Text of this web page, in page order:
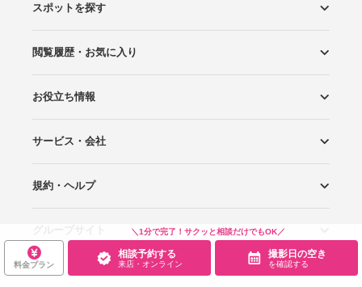
＼1分で完了！サクッと相談だけでもOK／
料金プラン
相談予約する
来店・オンライン
撮影日の空き
を確認する
エリアから探す
こだわりから探す
NEW PHOTO STYLE
プランから探す
フォトタイプ診断
フォトグラファーから探す
国内リゾートから探す
スポットを探す
ロケーションから探す
スタジオから探す
閲覧履歴・お気に入り
閲覧スタジオ
お気に入り
お役立ち情報
Wedding Photo マガジン
はじめてガイド
サービス・会社
Photoraitとは
スタジオの掲載について
お問い合わせ
運営会社
サイトマップ
規約・ヘルプ
プライバシーポリシー
Wedding Park
Wedding Park 海外
Ringraph